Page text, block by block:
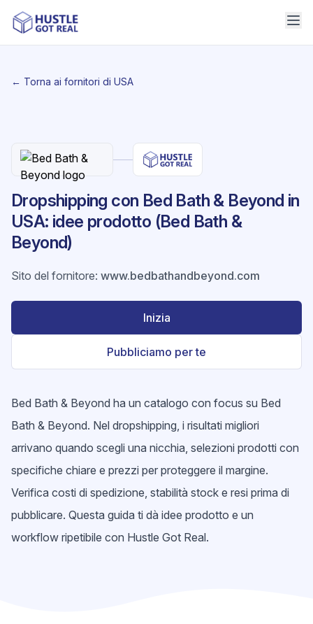
← Torna ai fornitori di USA
Dropshipping con Bed Bath & Beyond in
USA: idee prodotto (Bed Bath &
Beyond)
Sito del fornitore: www.bedbathandbeyond.com
Inizia
Pubbliciamo per te
Bed Bath & Beyond ha un catalogo con focus su Bed
Bath & Beyond. Nel dropshipping, i risultati migliori
arrivano quando scegli una nicchia, selezioni prodotti con
specifiche chiare e prezzi per proteggere il margine.
Verifica costi di spedizione, stabilità stock e resi prima di
pubblicare. Questa guida ti dà idee prodotto e un
workflow ripetibile con Hustle Got Real.